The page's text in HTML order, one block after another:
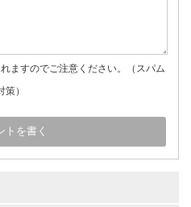
ますのでご注意ください。（スパム
策）